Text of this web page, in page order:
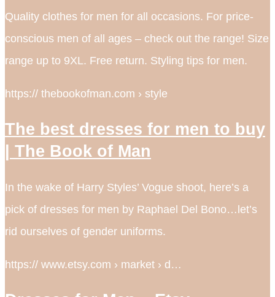
Quality clothes for men for all occasions. For price-
conscious men of all ages – check out the range! Size
range up to 9XL. Free return. Styling tips for men.
https:// thebookofman.com › style
The best dresses for men to buy
| The Book of Man
In the wake of Harry Styles’ Vogue shoot, here’s a
pick of dresses for men by Raphael Del Bono…let’s
rid ourselves of gender uniforms.
https:// www.etsy.com › market › d…